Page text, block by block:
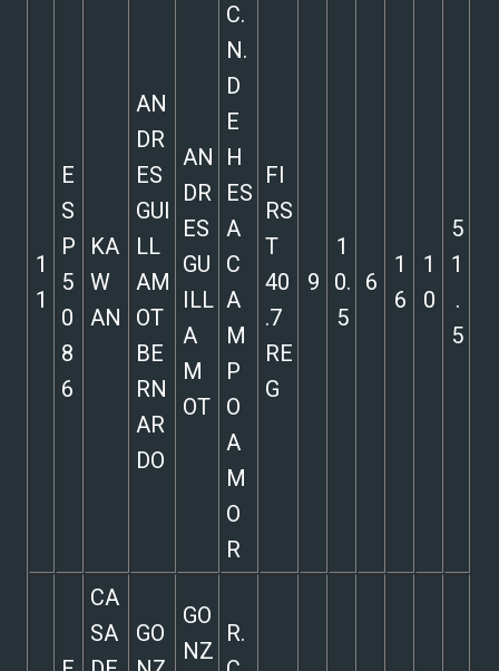
1
1
E
S
P
5
0
8
6
KA
W
AN
AN
DR
ES
GUI
LL
AM
OT
BE
RN
AR
DO
AN
DR
ES
GU
ILL
A
M
OT
C.
N.
D
E
H
ES
A
C
A
M
P
O
A
M
O
R
FI
RS
T
40
.7
RE
G
9
1
0.
5
6
1
6
1
0
5
1
.
5
CA
SA
GO
GO
NZ
R.